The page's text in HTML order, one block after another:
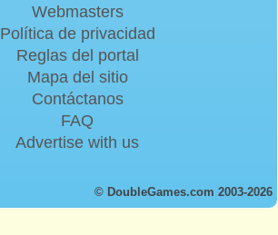
Webmasters
Política de privacidad
Reglas del portal
Mapa del sitio
Contáctanos
FAQ
Advertise with us
© DoubleGames.com 2003-2026